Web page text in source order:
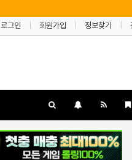
로그인 회원가입 정보찾기